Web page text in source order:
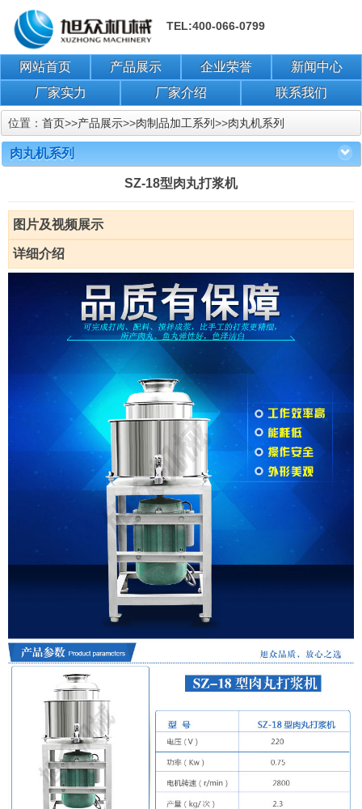
TEL:400-066-0799
网站首页 产品展示 企业荣誉
新闻中心
厂家实力
厂家介绍 联系我们
位置： 首页>>产品展示>>肉制品加工系列>>肉丸机系列
肉丸机系列
SZ-18型肉丸打浆机
图片及视频展示
详细介绍